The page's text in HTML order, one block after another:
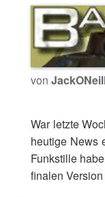
von
War letzte
heutige News
Funkstille
finalen